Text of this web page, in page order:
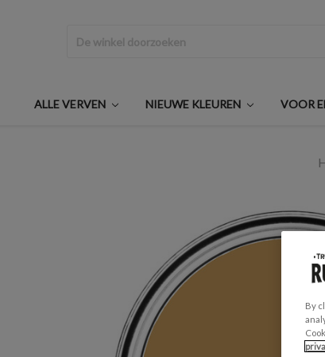
ALLE VERVEN NIEUWE KLEUREN VOOR
By